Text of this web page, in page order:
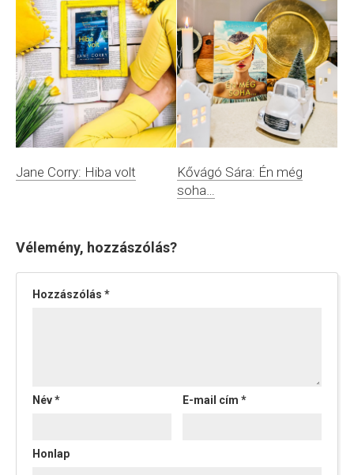
Jane Corry: Hiba volt
Kővágó Sára: Én még
soha…
Vélemény, hozzászólás?
Hozzászólás *
Név* E-mail cím*
Honlap